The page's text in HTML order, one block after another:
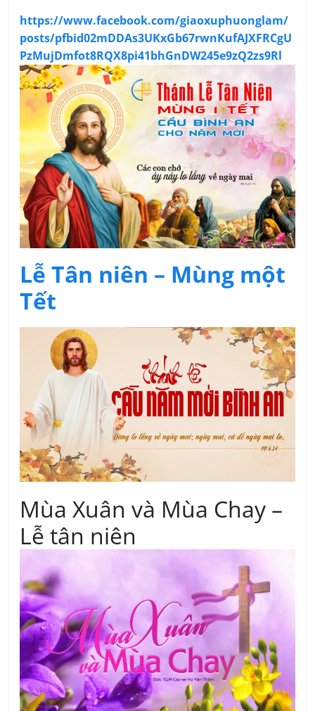
https://www.facebook.com/giaoxuphuonglam/
posts/pfbid02mDDAs3UKxGb67rwnKufAJXFRCgU
PzMujDmfot8RQX8pi41bhGnDW245e9zQ2zs9Rl
Lễ Tân niên – Mùng một
Tết
Mùa Xuân và Mùa Chay –
Lễ tân niên